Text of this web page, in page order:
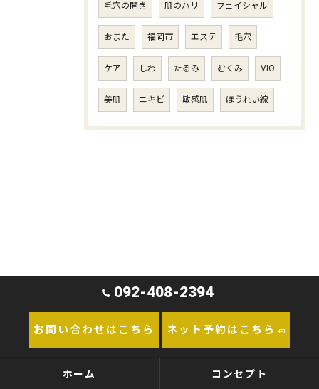
毛穴の開き 肌のハリ フェイシャル
おまた 福岡市 エステ 毛穴
ケア しわ たるみ むくみ VIO
美肌 ニキビ 敏感肌 ほうれい線
092-408-2394
お問い合わせはこちら ネット予約はこちら
ホーム コンセプト